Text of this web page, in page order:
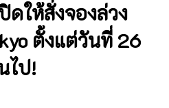
ดให้สั่งจองล่วง
ตั้งแต่วันที่ 26
ไป!